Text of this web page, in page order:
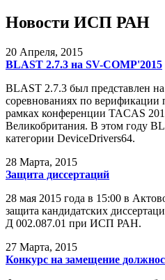
Новости ИСП РАН
20 Апреля, 2015
BLAST 2.7.3 на SV-COMP'2015
BLAST 2.7.3 был представлен
соревнованиях по
рамках конференции TACAS
Великобритания. В этом году
категории DeviceDrivers64.
28 Марта, 2015
Защита диссертаций
28 мая 2015 года в 15:00 в
защита кандидатских
Д 002.087.01 при ИСП РАН.
27 Марта, 2015
Конкурс на замещение